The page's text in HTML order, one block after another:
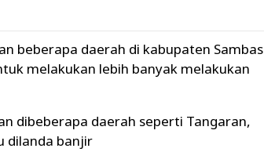
beberapa daerah di kabupaten Sambas
melakukan lebih banyak melakukan
dibeberapa daerah seperti Tangaran,
dilanda banjir